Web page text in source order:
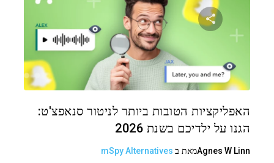
שתף מאמר זה
האפליקציות הטובות ביותר לניטור סנאפצ'ט:
הגנו על ילדיכם בשנת 2026
Agnes W Linnמאת ב mSpy Alternatives